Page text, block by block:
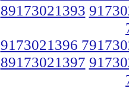
89173021393
9173021396
89173021397